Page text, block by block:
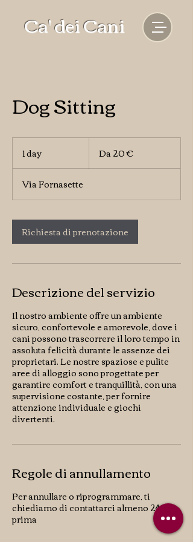
Ca' dei Cani
Dog Sitting
1 day
d
Da 20 €
Via Fornasette
Richiesta di prenotazione
Descrizione del servizio
Il nostro ambiente offre un ambiente
sicuro, confortevole e amorevole, dove i
cani possono trascorrere il loro tempo in
assoluta felicità durante le assenze dei
proprietari. Le nostre spaziose e pulite
aree di alloggio sono progettate per
garantire comfort e tranquillità, con una
supervisione costante, per fornire
attenzione individuale e giochi
divertenti.
Regole di annullamento
Per annullare o riprogrammare, ti
chiediamo di contattarci almeno 24 ore
prima